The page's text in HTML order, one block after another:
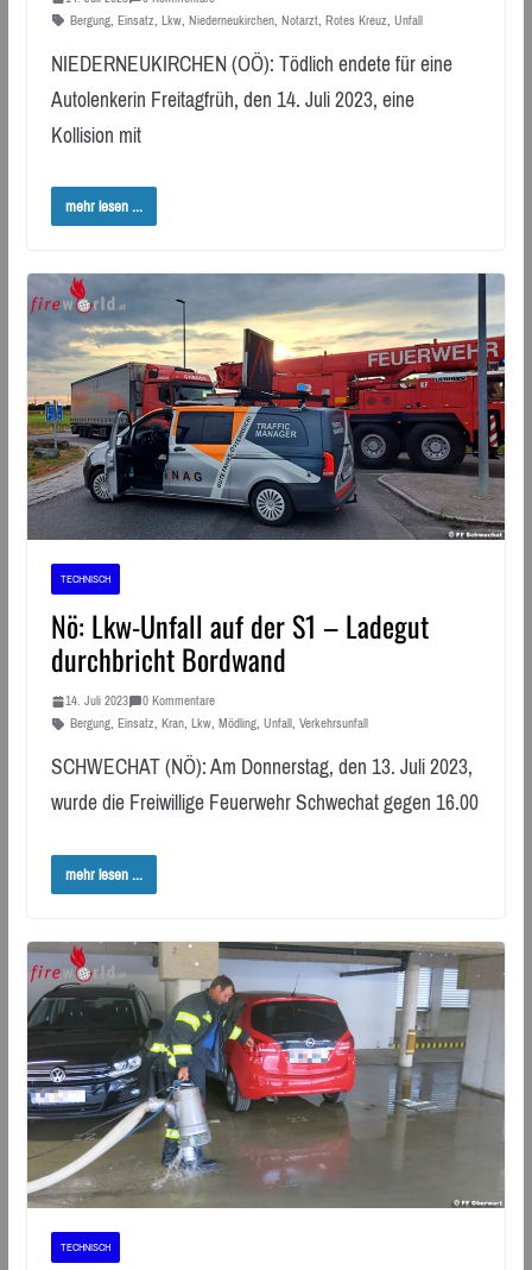
Bergung, Einsatz, Lkw, Niederneukirchen, Notarzt, Rotes Kreuz, Unfall
NIEDERNEUKIRCHEN (OÖ): Tödlich endete für eine
Autolenkerin Freitagfrüh, den 14. Juli 2023, eine
Kollision mit
mehr lesen ...
TECHNISCH
Nö: Lkw-Unfall auf der S1 – Ladegut
durchbricht Bordwand
14. Juli 2023
0 Kommentare
Bergung, Einsatz, Kran, Lkw, Mödling, Unfall, Verkehrsunfall
SCHWECHAT (NÖ): Am Donnerstag, den 13. Juli 2023,
wurde die Freiwillige Feuerwehr Schwechat gegen 16.00
mehr lesen ...
TECHNISCH